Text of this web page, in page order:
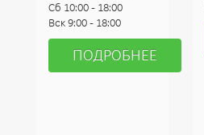
Сб 10:00 - 18:00
Вск 9:00 - 18:00
ПОДРОБНЕЕ